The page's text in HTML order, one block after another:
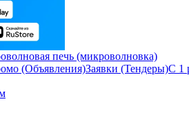
печь (микроволновка)
(Объявления)Заявки (Тендеры)С 1